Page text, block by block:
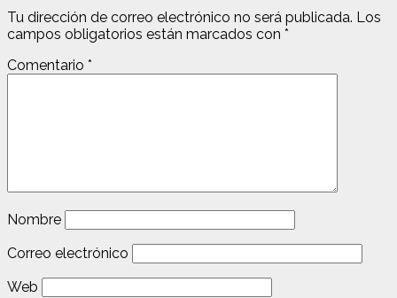
Tu dirección de correo electrónico no será publicada. Los
campos obligatorios están marcados con *
Comentario *
Nombre
Correo electrónico
Web